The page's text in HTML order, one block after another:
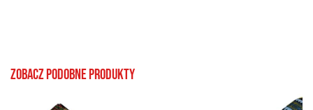
Zobacz podobne produkty